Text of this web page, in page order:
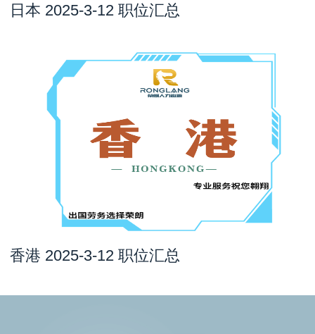
日本 2025-3-12 职位汇总
香港 2025-3-12 职位汇总